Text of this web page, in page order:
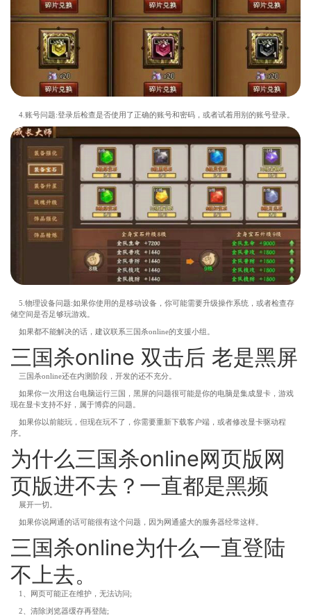
4.账号问题:登录后检查是否使用了正确的账号和密码，或者试着用别的账号登录。
5.物理设备问题:如果你使用的是移动设备，你可能需要升级操作系统，或者检查存
储空间是否足够玩游戏。
如果都不能解决的话，建议联系三国杀online的支援小组。
三国杀online 双击后 老是黑屏
三国杀online还在内测阶段，开发的还不充分。
如果你一次用这台电脑运行三国，黑屏的问题很可能是你的电脑是集成显卡，游戏
现在显卡支持不好，属于博弈的问题。
如果你以前能玩，但现在玩不了，你需要重新下载客户端，或者修改显卡驱动程
序。
为什么三国杀online网页版网
页版进不去？一直都是黑频
展开一切。
如果你说网通的话可能很有这个问题，因为网通盛大的服务器经常这样。
三国杀online为什么一直登陆
不上去。
1、网页可能正在维护，无法访问;
2、清除浏览器缓存再登陆;